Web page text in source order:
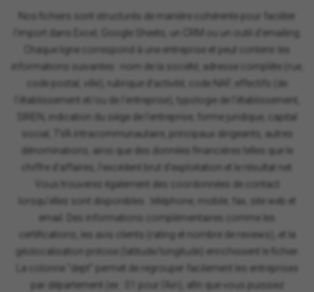
Nos fichiers sont structurés de manière cohérente pour faciliter
l'import dans Excel, Google Sheets, un CRM ou un outil d'emailing.
Chaque ligne correspond à une entreprise et peut contenir les
informations suivantes : nom de la société, adresse complète (rue,
code postal, ville), rubrique d'activité, code NAF, effectifs (de
l'établissement et/ou de l'entreprise), typologie de l'établissement,
SIREN, indication du siège de l'entreprise, forme juridique, capital
social, TVA intracommunautaire, principaux dirigeants, autres
dénominations, ainsi que des données financières telles que le
chiffre d'affaires, l'excédent brut d'exploitation et le résultat net.
Vous trouverez également des coordonnées de contact
lorsqu'elles sont disponibles : téléphone, mobile, fax, site web et
email. Des informations complémentaires comme les
certifications, les avis clients (rating et nombre de reviews), et la
géolocalisation précise (latitude/longitude) enrichissent le fichier.
La colonne "dept" permet de regrouper facilement les entreprises
par département (ex : 01 pour l'Ain), afin que vous puissiez